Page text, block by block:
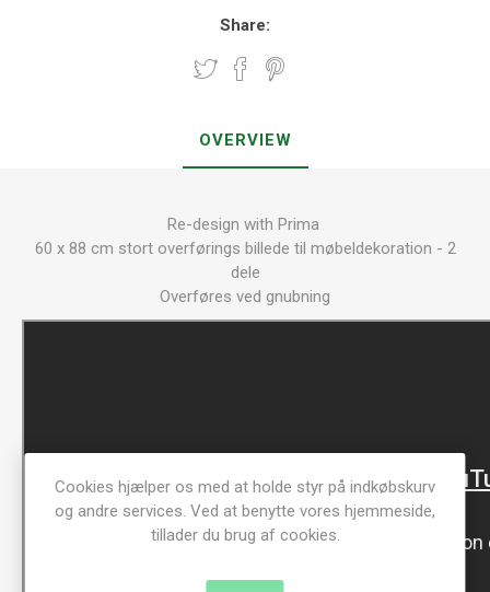
Share:
OVERVIEW
Re-design with Prima
60 x 88 cm stort overførings billede til møbeldekoration - 2
dele
Overføres ved gnubning
Cookies hjælper os med at holde styr på indkøbskurv
og andre services. Ved at benytte vores hjemmeside,
tillader du brug af cookies.